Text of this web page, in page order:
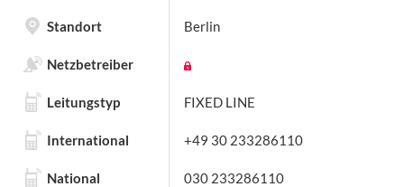
Standort Berlin
Netzbetreiber
Leitungstyp FIXED LINE
International +49 30 233286110
National 030 233286110